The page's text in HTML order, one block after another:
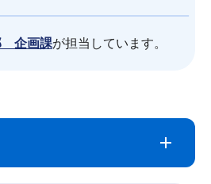
企画課が担当しています。